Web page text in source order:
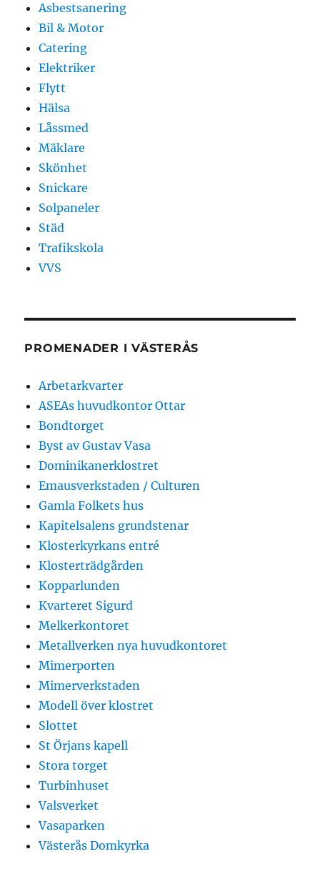
Asbestsanering
Bil & Motor
Catering
Elektriker
Flytt
Hälsa
Låssmed
Mäklare
Skönhet
Snickare
Solpaneler
Städ
Trafikskola
VVS
PROMENADER I VÄSTERÅS
Arbetarkvarter
ASEAs huvudkontor Ottar
Bondtorget
Byst av Gustav Vasa
Dominikanerklostret
Emausverkstaden / Culturen
Gamla Folkets hus
Kapitelsalens grundstenar
Klosterkyrkans entré
Klosterträdgården
Kopparlunden
Kvarteret Sigurd
Melkerkontoret
Metallverken nya huvudkontoret
Mimerporten
Mimerverkstaden
Modell över klostret
Slottet
St Örjans kapell
Stora torget
Turbinhuset
Valsverket
Vasaparken
Västerås Domkyrka